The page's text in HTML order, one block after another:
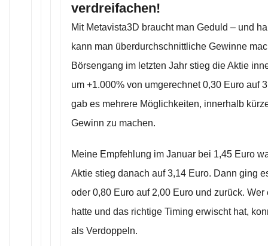
verdreifachen!
Mit Metavista3D braucht man Geduld – und
kann man überdurchschnittliche Gewinne
Börsengang im letzten Jahr stieg die Aktie
um +1.000% von umgerechnet 0,30 Euro auf
gab es mehrere Möglichkeiten, innerhalb
Gewinn zu machen.
Meine Empfehlung im Januar bei 1,45 Euro
Aktie stieg danach auf 3,14 Euro. Dann ging
oder 0,80 Euro auf 2,00 Euro und zurück.
hatte und das richtige Timing erwischt hat,
als Verdoppeln.